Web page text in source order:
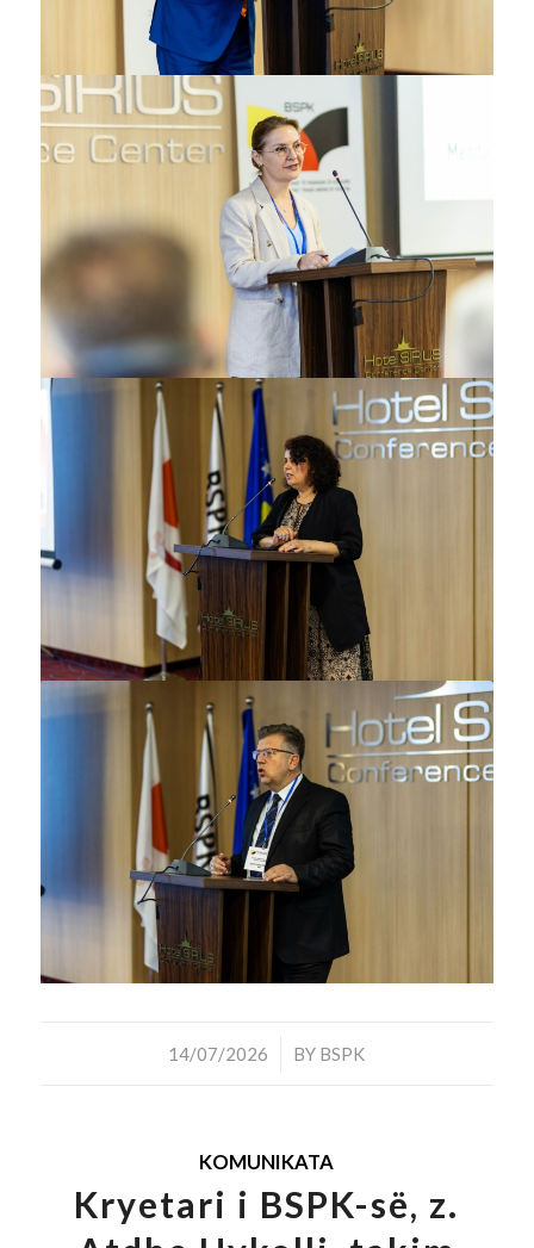
14/07/2026
/ BY BSPK
KOMUNIKATA
Kryetari i BSPK-së, z.